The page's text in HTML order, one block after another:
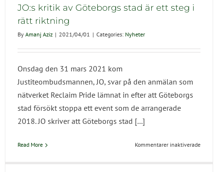
JO:s kritik av Göteborgs stad är ett steg i
rätt riktning
By Amanj Aziz | 2021/04/01 | Categories: Nyheter
Onsdag den 31 mars 2021 kom
Justiteombudsmannen, JO, svar på den anmälan som
nätverket Reclaim Pride lämnat in efter att Göteborgs
stad försökt stoppa ett event som de arrangerade
2018. JO skriver att Göteborgs stad [...]
Read More Kommentarer inaktiveradeför